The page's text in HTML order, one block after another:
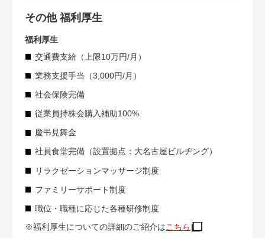
その他 福利厚生
福利厚生
交通費支給（上限10万円/月）
業務支援手当（3,000円/月）
社会保険完備
従業員持株会購入補助100%
慶弔見舞金
社員食堂完備（設置拠点：大名古屋ビルヂング）
リラクゼーションマッサージ制度
ファミリーサポート制度
職位・職種に応じた各種研修制度
※福利厚生についての詳細のご紹介はこちら